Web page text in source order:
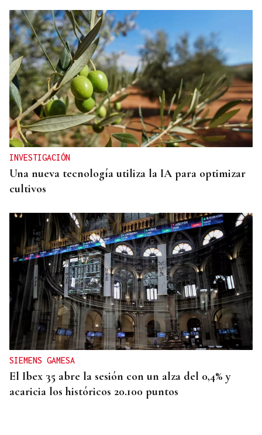
INVESTIGACIÓN
Una nueva tecnología utiliza la IA para optimizar
cultivos
SIEMENS GAMESA
El Ibex 35 abre la sesión con un alza del 0,4% y
acaricia los históricos 20.100 puntos